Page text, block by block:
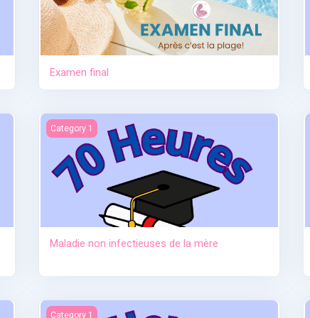
Examen final
Maladie non infectieuses de la mère
Category 1
Maladie non infectieuses de la mère
sevrage)Anatomie et physiologie
Category 1